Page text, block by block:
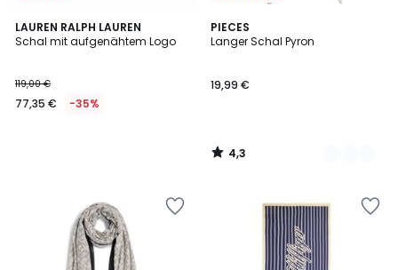
LAUREN RALPH LAUREN
Schal mit aufgenähtem Logo
€
Statt
119,00 €
77,35 € -35%
PIECES
Langer Schal Pyron
19,99 €
4,3
/ 5
2
Farben
4,3
/